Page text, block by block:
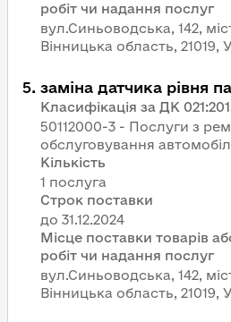
робіт чи надання послуг
вул.Синьоводська, 142,
Вінницька область, 21019,
5. заміна датчика рівня
Класифікація за ДК
50112000-3 - Послуги з
обслуговування
Кількість
1 послуга
Строк поставки
Місце поставки товарів
робіт чи надання послуг
вул.Синьоводська, 142,
Вінницька область, 21019,